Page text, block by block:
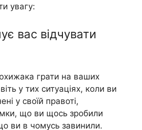
увагу:
вас відчувати
грати на ваших
у тих ситуаціях, коли ви
у своїй правоті,
що ви щось зробили
ви в чомусь завинили.